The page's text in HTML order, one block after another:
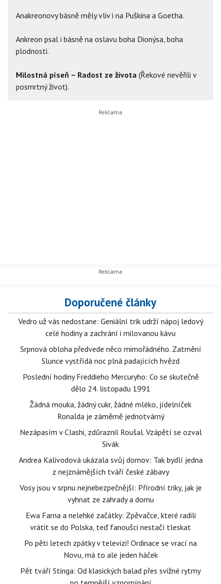
Anakreonovy básně měly vliv i na Puškina a Goetha.
Ankreon psal i básně na oslavu boha Dionýsa, boha
plodnosti.
Milostná píseň – Radost ze života (Řekové nevěřili v
posmrtný život).
Doporučené články
Vedro už vás nedostane: Geniální trik udrží nápoj ledový
celé hodiny a zachrání i milovanou kávu
Srpnová obloha předvede něco mimořádného. Zatmění
Slunce vystřídá noc plná padajících hvězd
Poslední hodiny Freddieho Mercuryho: Co se skutečně
dělo 24. listopadu 1991
Žádná mouka, žádný cukr, žádné mléko, jídelníček
Ronalda je záměrně jednotvárný
Nezápasím v Clashi, zdůraznil Roušal. Vzápětí se ozval
Sivák
Andrea Kalivodová ukázala svůj domov: Tak bydlí jedna
z nejznámějších tváří české zábavy
Vosy jsou v srpnu nejnebezpečnější: Přírodní triky, jak je
vyhnat ze zahrady a domu
Ewa Farna a nelehké začátky: Zpěvačce, které radili
vrátit se do Polska, teď fanoušci nestačí tleskat
Po pěti letech zpátky v televizi! Ordinace se vrací na
Novu, má to ale jeden háček
Pět tváří Stinga: Od klasických balad přes svižné rytmy